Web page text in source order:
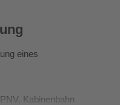
zu einem
Angebot in
wird kein Geld
Aktivitäten ist
eines
Kabinenbahn